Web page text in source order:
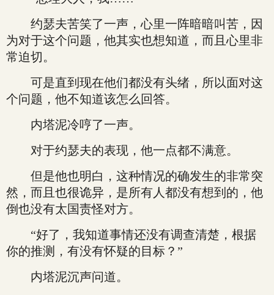
约瑟夫苦笑了一声，心里一阵暗暗叫苦，因
为对于这个问题，他其实也想知道，而且心里非
常迫切。
可是直到现在他们都没有头绪，所以面对这
个问题，他不知道该怎么回答。
内塔泥冷哼了一声。
对于约瑟夫的表现，他一点都不满意。
但是他也明白，这种情况的确发生的非常突
然，而且也很诡异，是所有人都没有想到的，他
倒也没有太国责怪对方。
“好了，我知道事情还没有调查清楚，根据
你的推测，有没有怀疑的目标？”
内塔泥沉声问道。